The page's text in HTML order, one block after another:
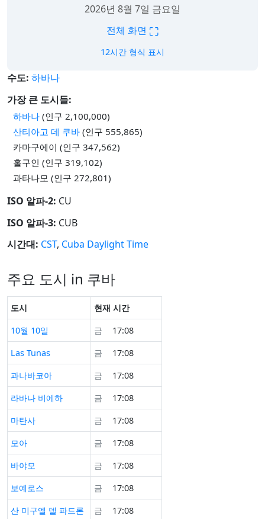
2026년 8월 7일 금요일
전체 화면 ⛶
12시간 형식 표시
수도: 하바나
가장 큰 도시들:
하바나 (인구 2,100,000)
산티아고 데 쿠바 (인구 555,865)
카마구에이 (인구 347,562)
홀구인 (인구 319,102)
과타나모 (인구 272,801)
ISO 알파-2: CU
ISO 알파-3: CUB
시간대: CST, Cuba Daylight Time
주요 도시 in 쿠바
도시
현재 시간
10월 10일
금
17:08
Las Tunas
금
17:08
과나바코아
금
17:08
라바나 비에하
금
17:08
마탄사
금
17:08
모아
금
17:08
바야모
금
17:08
보예로스
금
17:08
산 미구엘 델 파드론
금
17:08